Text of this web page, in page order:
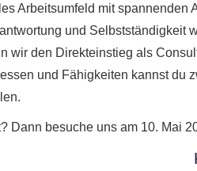
Arbeitsumfeld mit spannenden
und Selbstständigkeit
wir den Direkteinstieg als
und Fähigkeiten kannst du
Dann besuche uns am 10. Mai